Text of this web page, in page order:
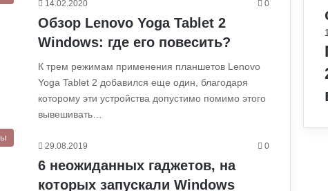
14.02.2020 0
Обзор Lenovo Yoga Tablet 2
Windows: где его повесить?
К трем режимам применения планшетов Lenovo
Yoga Tablet 2 добавился еще один, благодаря
которому эти устройства допустимо помимо этого
вывешивать…
29.08.2019 0
6 неожиданных гаджетов, на
которых запускали Windows